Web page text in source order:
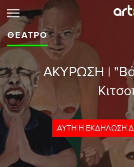
ΘΈΑΤΡΟ
ΑΚΥΡΩΣΗ |
ΑΥΤΉ Η ΕΚΔΉΛΩΣΗ